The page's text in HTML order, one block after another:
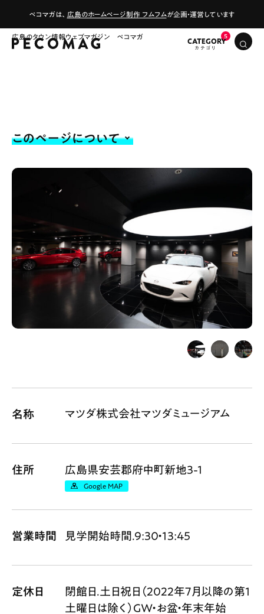
ペコマガは、 広島のホームページ制作 フムフムが企画・運営しています
広島のタウン情報ウェブマガジン ペコマガ
CATEGORY
# カフェ # ランチ # スイーツ
# コーヒー
# 宮島
Special Life
Gourmet News
Outing
運営会社
プライバシーポリシー インフォマティブデータポリシー
このページについて
名称 マツダ株式会社マツダミュージアム
住所 広島県安芸郡府中町新地3-1
Google MAP
営業時間 見学開始時間.9:30・13:45
定休日
閉館日.土日祝日（2022年7月以降の第1
土曜日は除く）GW・お盆・年末年始